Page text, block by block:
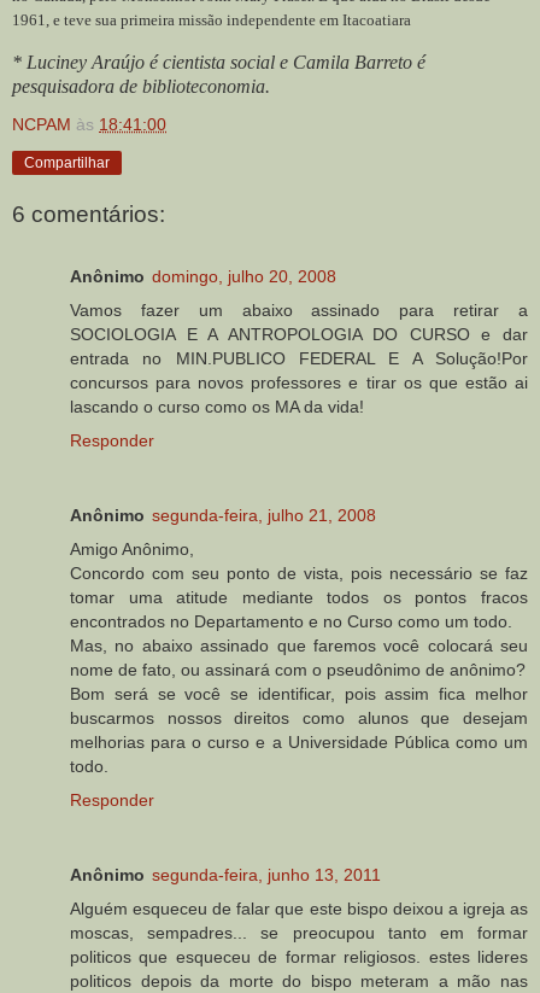
1961, e teve sua primeira missão independente em Itacoatiara
* Luciney Araújo é cientista social e Camila Barreto é
pesquisadora de biblioteconomia.
NCPAM às 18:41:00
Compartilhar
6 comentários:
Anônimo domingo, julho 20, 2008
Vamos fazer um abaixo assinado para retirar a
SOCIOLOGIA E A ANTROPOLOGIA DO CURSO e dar
entrada no MIN.PUBLICO FEDERAL E A Solução!Por
concursos para novos professores e tirar os que estão ai
lascando o curso como os MA da vida!
Responder
Anônimo segunda-feira, julho 21, 2008
Amigo Anônimo,
Concordo com seu ponto de vista, pois necessário se faz
tomar uma atitude mediante todos os pontos fracos
encontrados no Departamento e no Curso como um todo.
Mas, no abaixo assinado que faremos você colocará seu
nome de fato, ou assinará com o pseudônimo de anônimo?
Bom será se você se identificar, pois assim fica melhor
buscarmos nossos direitos como alunos que desejam
melhorias para o curso e a Universidade Pública como um
todo.
Responder
Anônimo segunda-feira, junho 13, 2011
Alguém esqueceu de falar que este bispo deixou a igreja as
moscas, sempadres... se preocupou tanto em formar
politicos que esqueceu de formar religiosos. estes lideres
politicos depois da morte do bispo meteram a mão nas